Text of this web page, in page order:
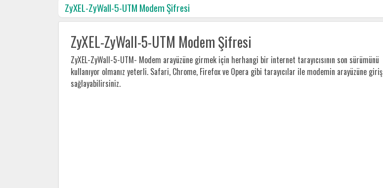
ZyXEL-ZyWall-5-UTM Modem Şifresi
ZyXEL-ZyWall-5-UTM Modem Şifresi
ZyXEL-ZyWall-5-UTM- Modem arayüzüne girmek için herhangi bir internet tarayıcısının son sürümünü
kullanıyor olmanız yeterli. Safari, Chrome, Firefox ve Opera gibi tarayıcılar ile modemin arayüzüne giriş
sağlayabilirsiniz.